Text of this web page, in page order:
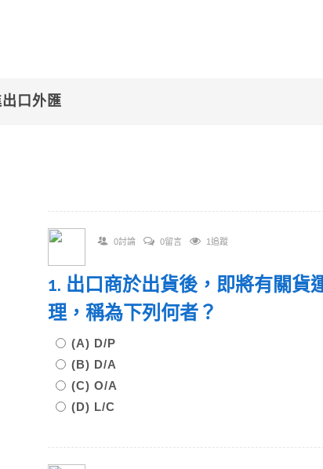
口外匯
0討論 0留言 1追蹤
1. 出口商於出貨後，即將有關貨
理，稱為下列何者？
(A) D/P
(B) D/A
(C) O/A
(D) L/C